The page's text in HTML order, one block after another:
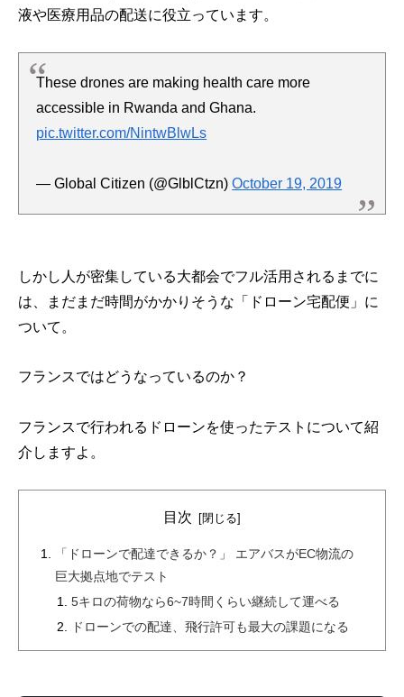
液や医療用品の配送に役立っています。
These drones are making health care more
accessible in Rwanda and Ghana.
pic.twitter.com/NintwBlwLs
— Global Citizen (@GlblCtzn)October 19, 2019
しかし人が密集している大都会でフル活用されるまでに
は、まだまだ時間がかかりそうな「ドローン宅配便」に
ついて。
フランスではどうなっているのか？
フランスで行われるドローンを使ったテストについて紹
介しますよ。
目次
「ドローンで配達できるか？」 エアバスがEC物流の
巨大拠点地でテスト
5キロの荷物なら6~7時間くらい継続して運べる
ドローンでの配達、飛行許可も最大の課題になる